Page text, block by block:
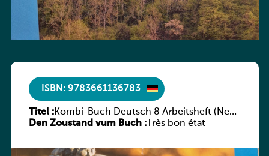
ISBN: 9783661136783
Titel :Kombi-Buch Deutsch 8 Arbeitsheft (Neue
Ausgabe Luxemburg)
Den Zoustand vum Buch :Très bon état